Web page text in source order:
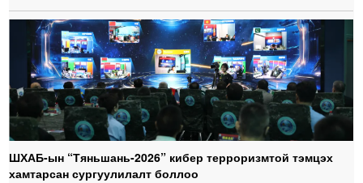
ШХАБ-ын “Тяньшань-2026” кибер терроризмтой тэмцэх
хамтарсан сургуулилалт боллоо